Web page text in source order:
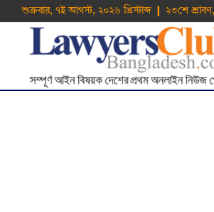
শুক্রবার, ৭ই আগস্ট, ২০২৬ খ্রিস্টাব্দ ❙ ২৩শে